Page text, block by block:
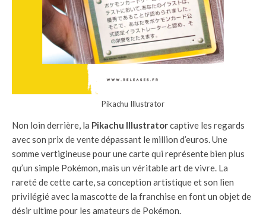
Pikachu Illustrator
Non loin derrière, la Pikachu Illustratorcaptive les regards
avec son prix de vente dépassant le million d’euros. Une
somme vertigineuse pour une carte qui représente bien plus
qu’un simple Pokémon, mais un véritable art de vivre. La
rareté de cette carte, sa conception artistique et son lien
privilégié avec la mascotte de la franchise en font un objet de
désir ultime pour les amateurs de Pokémon.